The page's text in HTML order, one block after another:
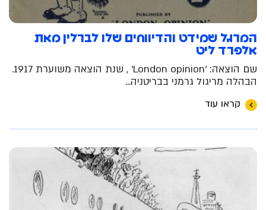
המרגל שמידט והדיווחים שלו לברלין מאת
אלפרד ליט
שם הוצאה: 'London opinion' , שנת הוצאה משוערת 1917.
הבהלה מריגול גרמני בבריטניה...
קראו עוד